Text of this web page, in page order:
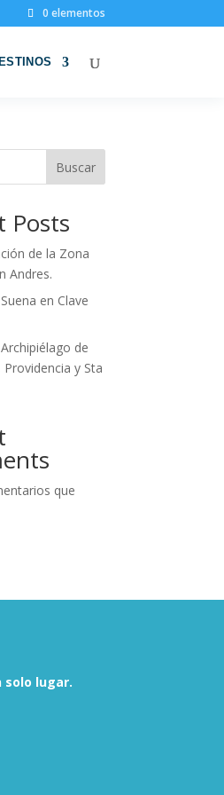
0 elementos
Buscar
Posts
de la Zona
Andres.
en Clave
de
Providencia y Sta
que
solo lugar.